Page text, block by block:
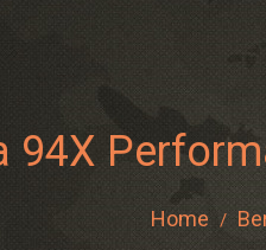
94X
Home /